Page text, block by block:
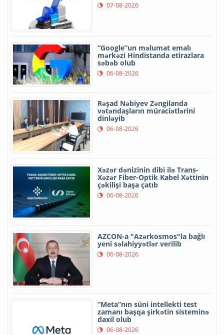
07-08-2026
“Google”un məlumat emalı
mərkəzi Hindistanda etirazlara
səbəb olub
06-08-2026
Rəşad Nəbiyev Zəngilanda
vətəndaşların müraciətlərini
dinləyib
06-08-2026
Xəzər dənizinin dibi ilə Trans-
Xəzər Fiber-Optik Kabel Xəttinin
çəkilişi başa çatıb
06-08-2026
AZCON-a "Azərkosmos"la bağlı
yeni səlahiyyətlər verilib
06-08-2026
“Meta”nın süni intellekti test
zamanı başqa şirkətin sisteminə
daxil olub
06-08-2026